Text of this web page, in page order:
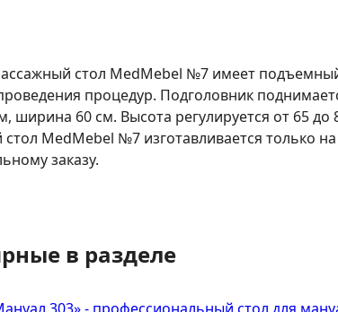
стол MedMebel №7 имеет
процедур. Подголовник
ширина 60 см. Высота регулируется от 65
MedMebel №7 изготавливается только
заказу.
в разделе